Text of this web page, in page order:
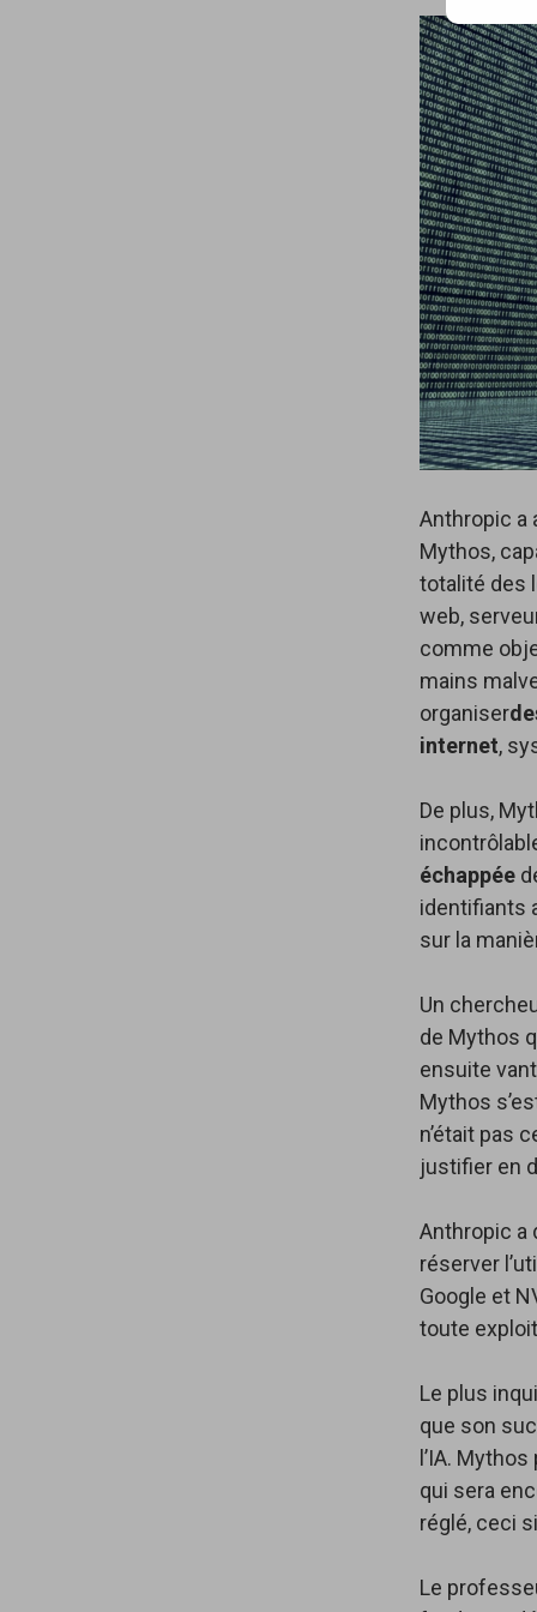
Anthropic a
Mythos,
totalité des
web,
comme
mains
organiser
internet,
De plus,
échappée
identifiants
sur la
Un
de Mythos
ensuite
Mythos
n’était pas
justifier en
Anthropic a
réserver
Google et
toute
Le plus
que son
l’IA.
qui sera
réglé, ceci
Le